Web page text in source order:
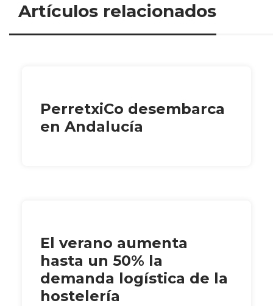
Artículos relacionados
PerretxiCo desembarca
en Andalucía
El verano aumenta
hasta un 50% la
demanda logística de la
hostelería